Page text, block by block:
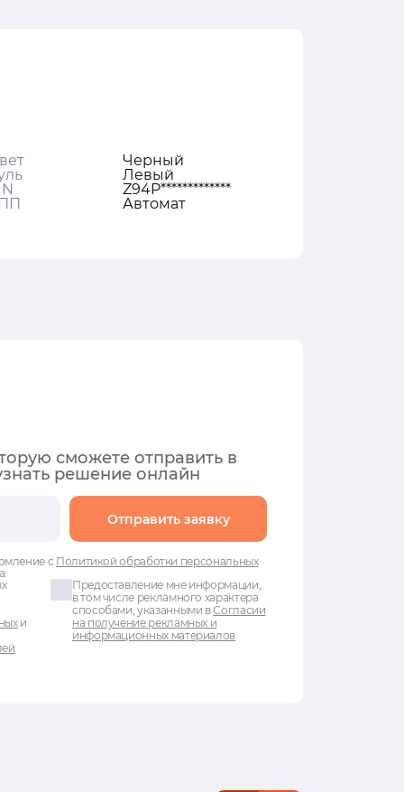
Черный
Левый
Z94P*************
Автомат
сможете отправить в
решение онлайн
Отправить заявку
с Политикой обработки персональных
и
Предоставление мне информации,
в том числе рекламного характера
способами, указанными вСогласии
на получение рекламных и
информационных материалов